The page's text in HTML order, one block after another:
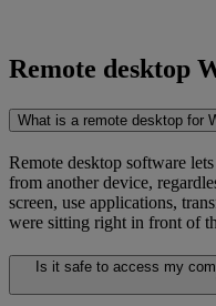
Remote desktop
What is a remote desktop for
Remote desktop software
from another device,
screen, use applications,
were sitting right in front of
Is it safe to access my